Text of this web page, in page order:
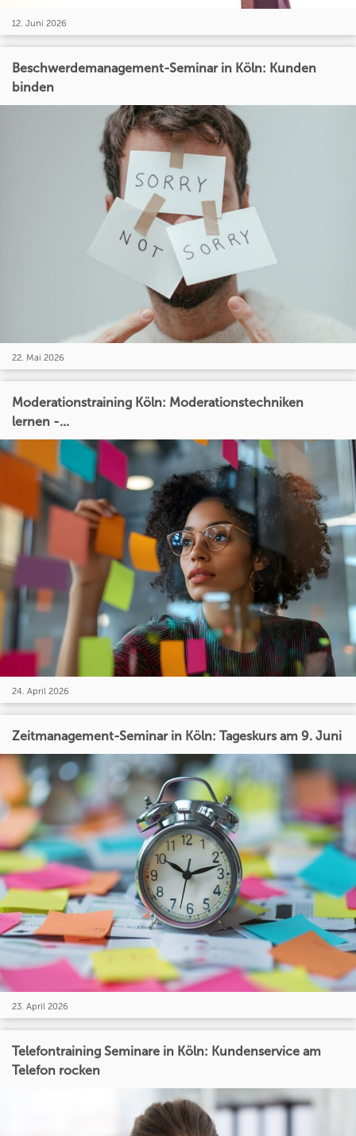
12. Juni 2026
Beschwerdemanagement-Seminar in Köln: Kunden
binden
22. Mai 2026
Moderationstraining Köln: Moderationstechniken
lernen -...
24. April 2026
Zeitmanagement-Seminar in Köln: Tageskurs am 9. Juni
23. April 2026
Telefontraining Seminare in Köln: Kundenservice am
Telefon rocken